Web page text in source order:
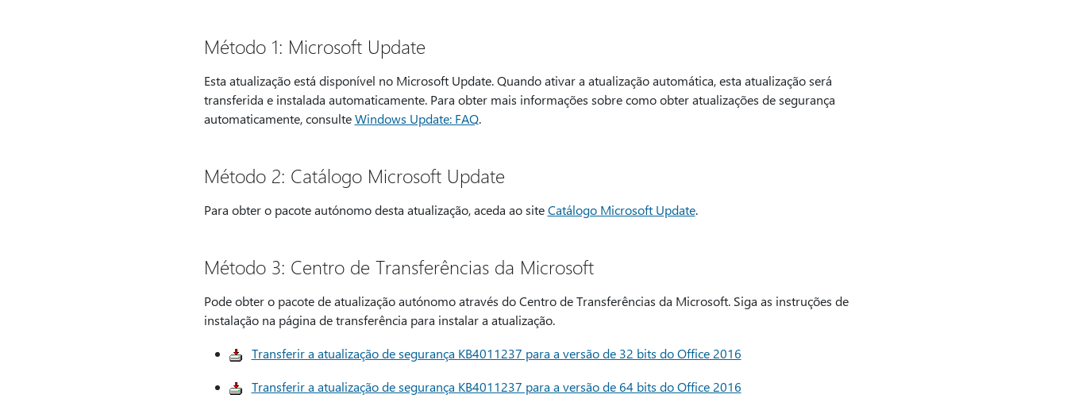
Método 1: Microsoft Update
Esta atualização está disponível no Microsoft Update. Quando ativar a atualização automática, esta atualização será
transferida e instalada automaticamente. Para obter mais informações sobre como obter atualizações de segurança
automaticamente, consulteWindows Update: FAQ.
Método 2: Catálogo Microsoft Update
Para obter o pacote autónomo desta atualização, aceda ao siteCatálogo Microsoft Update.
Método 3: Centro de Transferências da Microsoft
Pode obter o pacote de atualização autónomo através do Centro de Transferências da Microsoft. Siga as instruções de
instalação na página de transferência para instalar a atualização.
Transferir a atualização de segurança KB4011237 para a versão de 32 bits do Office 2016
Transferir a atualização de segurança KB4011237 para a versão de 64 bits do Office 2016